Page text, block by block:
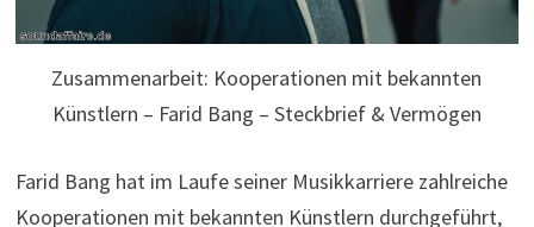
Zusammenarbeit: Kooperationen mit bekannten
Künstlern – Farid Bang – Steckbrief & Vermögen
Farid Bang hat im Laufe seiner Musikkarriere zahlreiche
Kooperationen mit bekannten Künstlern durchgeführt,